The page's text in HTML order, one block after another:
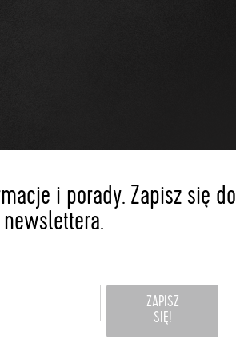
i porady. Zapisz się do
newslettera.